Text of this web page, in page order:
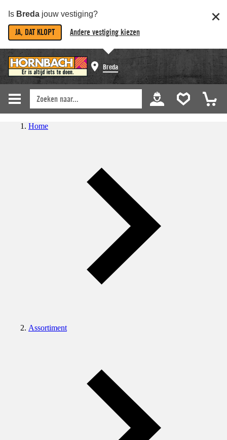
Is Breda jouw vestiging?
JA, DAT KLOPT Andere vestiging kiezen
Breda
Home
Assortiment